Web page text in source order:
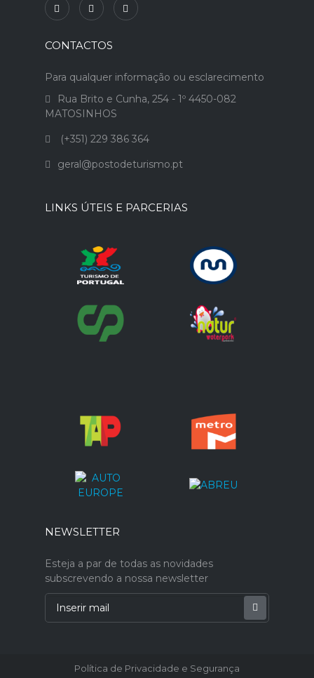
CONTACTOS
Para qualquer informação ou esclarecimento
Rua Brito e Cunha, 254 - 1º 4450-082
MATOSINHOS
(+351) 229 386 364
geral@postodeturismo.pt
LINKS ÚTEIS E PARCERIAS
NEWSLETTER
Esteja a par de todas as novidades
subscrevendo a nossa newsletter
Política de Privacidade e Segurança